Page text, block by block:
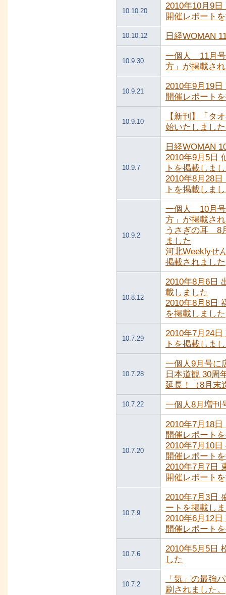
10.10.20
2010年10月9
開催レポート
10.10.12 日経WOMAN
10.9.30
一個人 11月号
方」が掲載さ
10.9.21
2010年9月19
開催レポート
10.9.10
【新刊】「タ
始いたしまし
10.9.7
日経WOMAN
2010年9月5日
トを掲載しま
2010年8月28
トを掲載しま
10.9.2
一個人 10月号
方」が掲載さ
うさぎの耳 8
ました
河北Weeklyせ
掲載されました
10.8.12
2010年8月6日
載しました
2010年8月8日
を掲載しました
10.7.29
2010年7月24
トを掲載しま
10.7.28
一個人9月号に
日本道観 30周
延長！（8月末
10.7.22 一個人8月増刊
10.7.20
2010年7月18
開催レポート
2010年7月10
開催レポート
2010年7月7日
開催レポート
10.7.9
2010年7月3日
ートを掲載し
2010年6月12
開催レポート
10.7.6
2010年5月5日
した
10.7.2
「気」の最強
刷されました。